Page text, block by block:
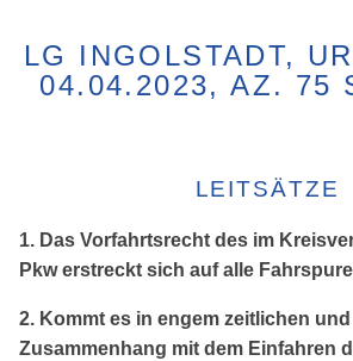
LG INGOLSTADT,
04.04.2023, AZ. 75
LEITSÄTZE
1. Das Vorfahrtsrecht des im
Pkw erstreckt sich auf alle
2. Kommt es in engem zeitlichen
Zusammenhang mit dem Einfahren